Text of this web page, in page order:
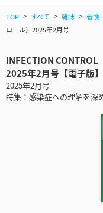
TOP すべて 雑誌 看護
ロール）2025年2月号
INFECTION CONTROL
2025年2月号【電子版】
2025年2月号
特集：感染症への理解を深